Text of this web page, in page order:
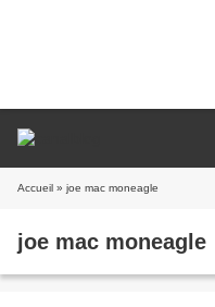
Accueil » joe mac moneagle
joe mac moneagle